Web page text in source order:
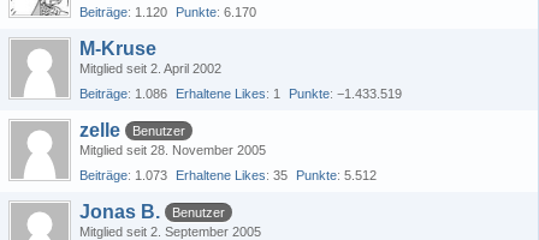
Beiträge 1.120 Punkte 6.170
M-Kruse
Mitglied seit 2. April 2002
Beiträge 1.086 Erhaltene Likes 1 Punkte −1.433.519
zelle
Benutzer
Mitglied seit 28. November 2005
Beiträge 1.073 Erhaltene Likes 35 Punkte 5.512
Jonas B.
Benutzer
Mitglied seit 2. September 2005